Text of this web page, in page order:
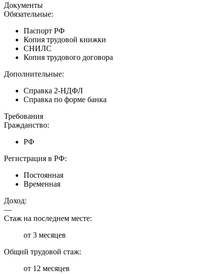
Документы
Обязательные:
Паспорт РФ
Копия трудовой книжки
СНИЛС
Копия трудового договора
Дополнительные:
Справка 2-НДФЛ
Справка по форме банка
Требования
Гражданство:
РФ
Регистрация в РФ:
Постоянная
Временная
Доход:
—
Стаж на последнем месте:
от 3 месяцев
Общий трудовой стаж:
от 12 месяцев